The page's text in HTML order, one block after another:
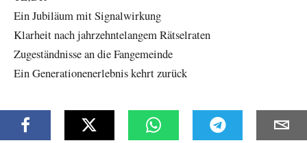
Ein Jubiläum mit Signalwirkung
Klarheit nach jahrzehntelangem Rätselraten
Zugeständnisse an die Fangemeinde
Ein Generationenerlebnis kehrt zurück